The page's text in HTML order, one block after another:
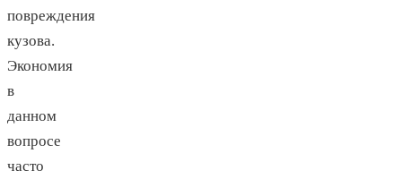
повреждения
кузова.
Экономия
в
данном
вопросе
часто